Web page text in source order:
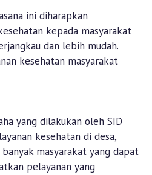
ini diharapkan
kepada masyarakat
dan lebih mudah.
kesehatan masyarakat
yang dilakukan oleh SID
kesehatan di desa,
masyarakat yang dapat
pelayanan yang